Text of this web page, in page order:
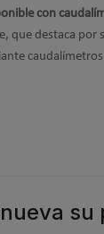
con
que destaca por
su